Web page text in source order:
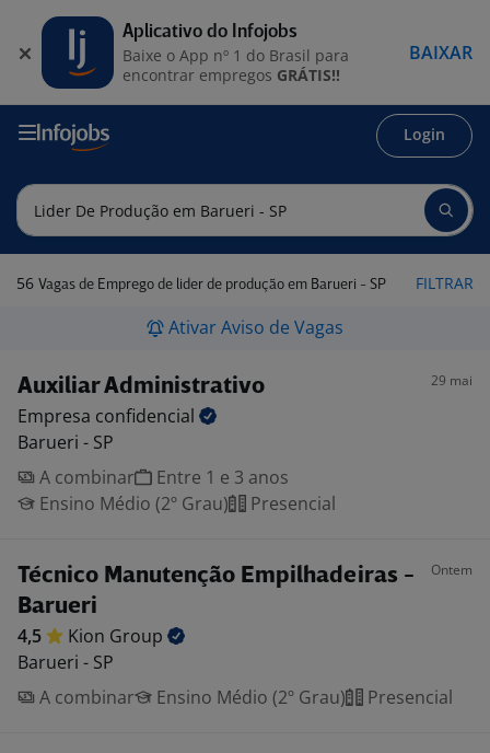
Login
56 Vagas de Emprego de lider de produção em Barueri - SP FILTRAR
Ativar Aviso de Vagas
Auxiliar Administrativo 29 mai
Empresa confidencial
Barueri - SP
A combinar
Entre 1 e 3 anos
Ensino Médio (2º Grau)
Presencial
Técnico Manutenção Empilhadeiras -
Barueri
Ontem
4,5 Kion Group
Barueri - SP
A combinar
Ensino Médio (2º Grau) Presencial
Aplicativo do Infojobs
Baixe o App nº 1 do Brasil para
encontrar empregos GRÁTIS!!
BAIXAR